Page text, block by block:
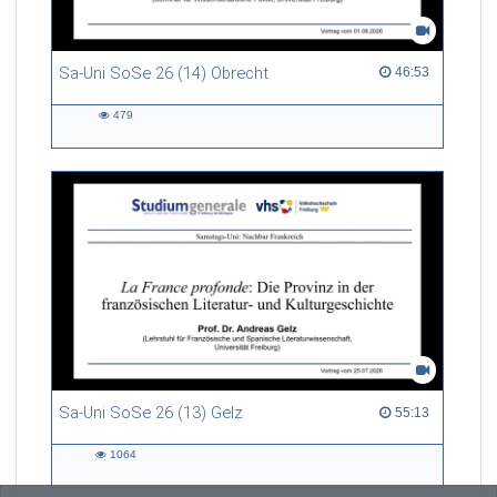
Sa-Uni SoSe 26 (14) Obrecht 46:53
46:53 duration
479
Sa-Uni SoSe 26 (13) Gelz 55:13
55:13 duration
1064